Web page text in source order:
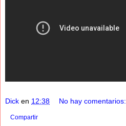
Dick en 12:38 No hay comentarios:
Compartir